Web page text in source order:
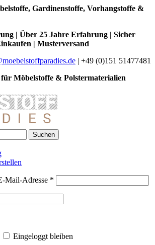
Gardinenstoffe, Vorhangstoffe &
| Über 25 Jahre Erfahrung | Sicher
| Musterversand
| +49 (0)151 51477481
Möbelstoffe & Polstermaterialien
Suchen
Mail-Adresse *
Eingeloggt bleiben